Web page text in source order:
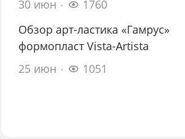
30 июн
1760
Обзор арт-ластика «Гамрус»
формопласт Vista-Artista
25 июн
1051